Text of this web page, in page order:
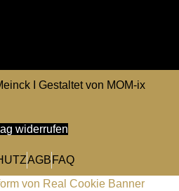
I Gestaltet von MOM-ix
widerrufen
AGB FAQ
von Real Cookie Banner